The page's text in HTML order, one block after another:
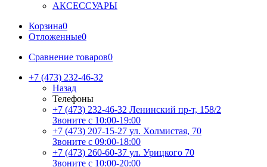
АКСЕССУАРЫ
Корзина0
Отложенные0
Сравнение товаров0
+7 (473) 232-46-32
Назад
Телефоны
+7 (473) 232-46-32 Ленинский пр-т, 158/2
Звоните с 10:00-19:00
+7 (473) 207-15-27 ул. Холмистая, 70
Звоните с 09:00-18:00
+7 (473) 260-60-37 ул. Урицкого 70
Звоните с 10:00-20:00